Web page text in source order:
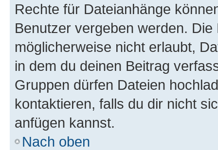
Rechte für Dateianhänge
Benutzer vergeben werden.
möglicherweise nicht erlaubt,
in dem du deinen Beitrag
Gruppen dürfen Dateien
kontaktieren, falls du dir nicht
anfügen kannst.
Nach oben